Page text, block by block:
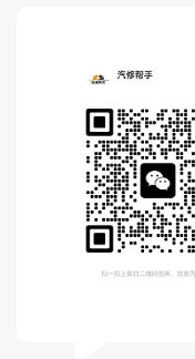
D
DS
DS
DS-进口
东南
东风富康